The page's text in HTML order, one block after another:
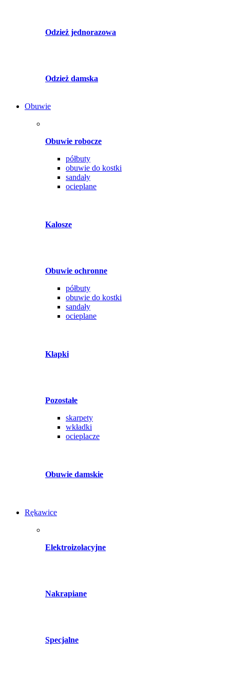
Odzież jednorazowa
Odzież damska
Obuwie
Obuwie robocze
półbuty
obuwie do kostki
sandały
ocieplane
Kalosze
Obuwie ochronne
półbuty
obuwie do kostki
sandały
ocieplane
Klapki
Pozostałe
skarpety
wkładki
ocieplacze
Obuwie damskie
Rękawice
Elektroizolacyjne
Nakrapiane
Specjalne